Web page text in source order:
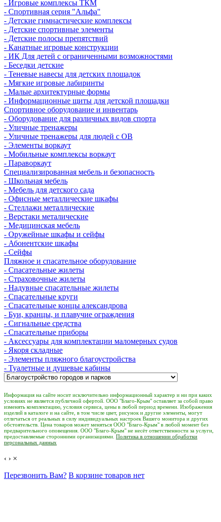
- Игровые комплексы ТКМ
- Спортивная серия "Альфа"
- Детские гимнастические комплексы
- Детские спортивные элементы
- Детские полосы препятствий
- Канатные игровые конструкции
- ИК Для детей с ограниченными возможностями
- Беседки детские
- Теневые навесы для детских площадок
- Мягкие игровые лабиринты
- Малые архитектурные формы
- Информационные щиты для детской площадки
Спортивное оборудование и инвентарь
- Оборудование для различных видов спорта
- Уличные тренажеры
- Уличные тренажеры для людей с ОВ
- Элементы воркаут
- Мобильные комплексы воркаут
- Параворкаут
Cпециализированная мебель и безопасность
- Школьная мебель
- Мебель для детского сада
- Офисные металлические шкафы
- Стеллажи металлические
- Верстаки металические
- Медицинская мебель
- Оружейные шкафы и сейфы
- Абонентские шкафы
- Сейфы
Пляжное и спасательное оборудование
- Спасательные жилеты
- Страховочные жилеты
- Надувные спасательные жилеты
- Спасательные круги
- Спасательные концы александрова
- Буи, кранцы, и плавучие ограждения
- Сигнальные средства
- Спасательные приборы
- Аксессуары для комплектации маломерных судов
- Якоря складные
- Элементы пляжного благоустройства
- Туалетные и душевые кабины
Информация на сайте носит исключительно информационный характер и ни при каких
условиях не является публичной офертой. ООО "Благо-Крым" оставляет за собой право
изменять комплектацию, условия сервиса, цены в любой период времени. Изображения
изделий в каталоге и на сайте, в том числе цвет, рисунок и другие элементы, могут
отличаться от реальных в силу индивидуальных настроек Вашего монитора и других
обстоятельств. Цена товаров может меняться ООО "Благо-Крым" в любой момент без
предварительного оповещения. ООО "Благо-Крым" не несёт ответственности за услуги,
предоставляемые сторонними организациями. Политика в отношении обработки
персональных данных
‹ › ×
Перезвонить Вам? В корзине товаров нет